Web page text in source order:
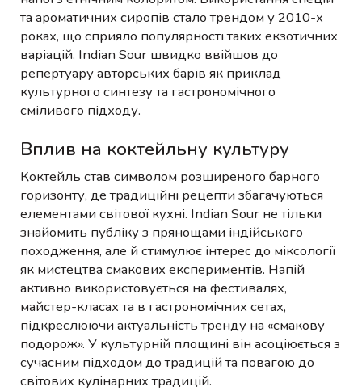
та ароматичних сиропів стало трендом у 2010-х
роках, що сприяло популярності таких екзотичних
варіацій. Indian Sour швидко ввійшов до
репертуару авторських барів як приклад
культурного синтезу та гастрономічного
сміливого підходу.
Вплив на коктейльну культуру
Коктейль став символом розширеного барного
горизонту, де традиційні рецепти збагачуються
елементами світової кухні. Indian Sour не тільки
знайомить публіку з прянощами індійського
походження, але й стимулює інтерес до міксології
як мистецтва смакових експериментів. Напій
активно використовується на фестивалях,
майстер-класах та в гастрономічних сетах,
підкреслюючи актуальність тренду на «смакову
подорож». У культурній площині він асоціюється з
сучасним підходом до традицій та повагою до
світових кулінарних традицій.